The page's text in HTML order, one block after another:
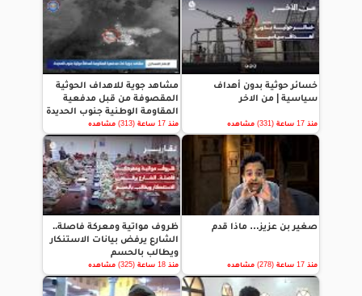
خسائر حوثية بدون أهداف
سياسية | من الاخر
منذ 17 ساعة (331) مشاهده
مشاهد جوية للاهداف الحوثية
المقصوفة من قبل مدفعية
المقاومة الوطنية جنوب الحديدة
منذ 17 ساعة (313) مشاهده
صغير بن عزيز… ماذا قدم
منذ 17 ساعة (278) مشاهده
ظروف مواتية ومعركة فاصلة..
الشارع يرفض بيانات الاستنكار
ويطالب بالحسم
منذ 18 ساعة (325) مشاهده